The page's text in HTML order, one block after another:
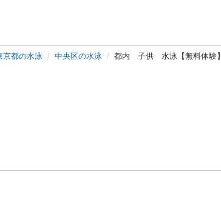
京都の水泳 中央区の水泳 都内 子供 水泳【無料体験】